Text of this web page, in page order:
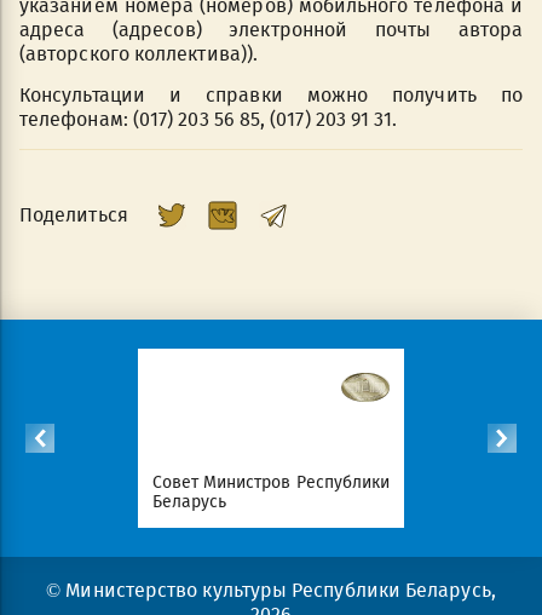
указанием номера (номеров) мобильного телефона и
адреса (адресов) электронной почты автора
(авторского коллектива)).
Консультации и справки можно получить по
телефонам: (017) 203 56 85, (017) 203 91 31.
Поделиться
Совет Министров Республики
Беларусь
© Министерство культуры Республики Беларусь,